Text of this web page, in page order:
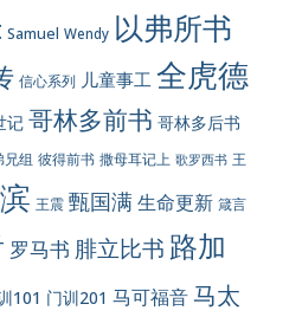
Samuel Wendy 以弗所书
信心系列 儿童事工 全虎德
记 哥林多前书 哥林多后书
兄组 彼得前书 撒母耳记上 歌罗西书 王
王震 甄国满生命更新 箴言
罗马书 腓立比书 路加
101 门训201 马可福音马太